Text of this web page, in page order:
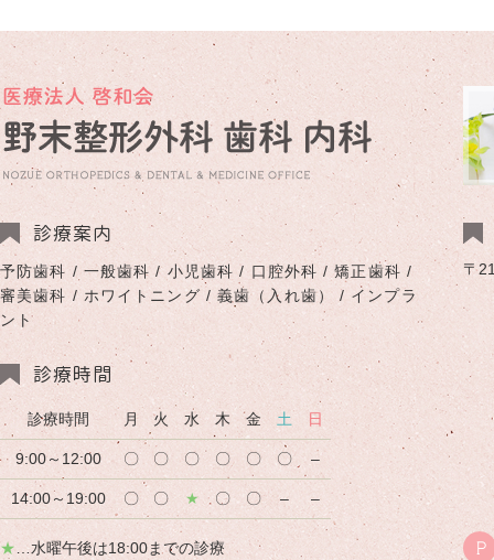
診療案内
予防歯科 / 一般歯科 / 小児歯科 / 口腔外科 / 矯正歯科 /
審美歯科 / ホワイトニング / 義歯（入れ歯） / インプラ
ント
診療時間
診療時間 月 火 水 木 金 土 日
9:00～12:00 〇 〇 〇 〇 〇 〇 –
14:00～19:00 〇 〇 ★ 〇 〇 – –
★ …水曜午後は18:00までの診療
〒
P